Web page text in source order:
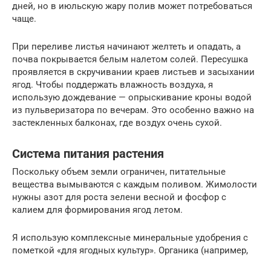
дней, но в июльскую жару полив может потребоваться
чаще.
При переливе листья начинают желтеть и опадать, а
почва покрывается белым налетом солей. Пересушка
проявляется в скручивании краев листьев и засыхании
ягод. Чтобы поддержать влажность воздуха, я
использую дождевание — опрыскивание кроны водой
из пульверизатора по вечерам. Это особенно важно на
застекленных балконах, где воздух очень сухой.
Система питания растения
Поскольку объем земли ограничен, питательные
вещества вымываются с каждым поливом. Жимолости
нужны азот для роста зелени весной и фосфор с
калием для формирования ягод летом.
Я использую комплексные минеральные удобрения с
пометкой «для ягодных культур». Органика (например,